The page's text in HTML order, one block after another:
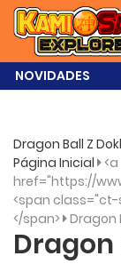
NOVIDADES
Dragon Ball Z
Página Inicial <a
href="https://
<span
</span> Dragon
Dragon